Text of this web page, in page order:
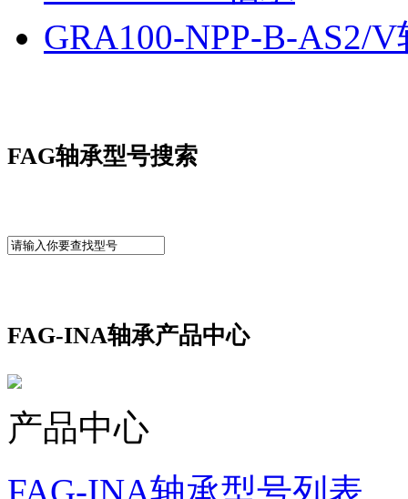
GRA100-NPP-B-AS2/
FAG轴承型号搜索
FAG-INA轴承产品中心
产品中心